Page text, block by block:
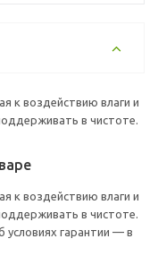
к воздействию влаги и
в чистоте.
к воздействию влаги и
в чистоте.
условиях гарантии — в